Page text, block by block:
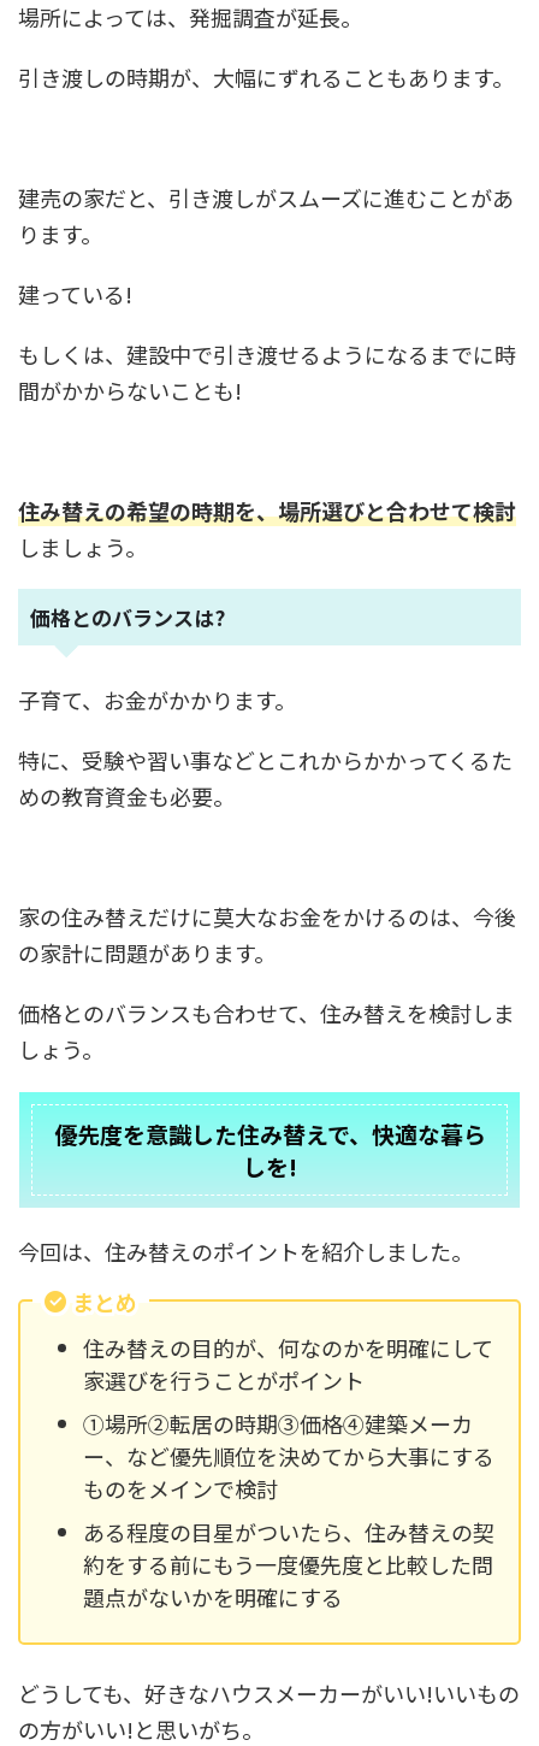
場所によっては、発掘調査が延長。
引き渡しの時期が、大幅にずれることもあります。
建売の家だと、引き渡しがスムーズに進むことがあ
ります。
建っている!
もしくは、建設中で引き渡せるようになるまでに時
間がかからないことも!
住み替えの希望の時期を、場所選びと合わせて検討
しましょう。
価格とのバランスは?
子育て、お金がかかります。
特に、受験や習い事などとこれからかかってくるた
めの教育資金も必要。
家の住み替えだけに莫大なお金をかけるのは、今後
の家計に問題があります。
価格とのバランスも合わせて、住み替えを検討しま
しょう。
優先度を意識した住み替えで、快適な暮ら
しを!
今回は、住み替えのポイントを紹介しました。
まとめ
住み替えの目的が、何なのかを明確にして
家選びを行うことがポイント
①場所②転居の時期③価格④建築メーカ
ー、など優先順位を決めてから大事にする
ものをメインで検討
ある程度の目星がついたら、住み替えの契
約をする前にもう一度優先度と比較した問
題点がないかを明確にする
どうしても、好きなハウスメーカーがいい!いいもの
の方がいい!と思いがち。